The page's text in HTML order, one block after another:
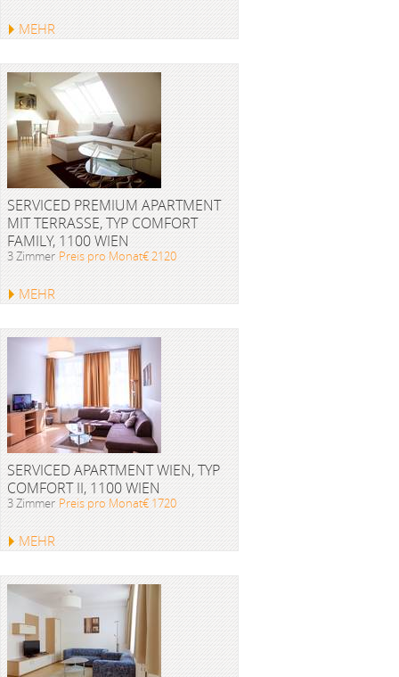
MEHR
SERVICED PREMIUM APARTMENT
MIT TERRASSE, TYP COMFORT
FAMILY, 1100 WIEN
3 Zimmer Preis pro Monat€ 2120
MEHR
SERVICED APARTMENT WIEN, TYP
COMFORT II, 1100 WIEN
3 Zimmer Preis pro Monat€ 1720
MEHR